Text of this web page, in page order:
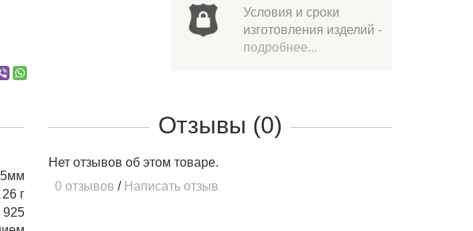
Условия и сроки
изготовления изделий -
подробнее...
г
925
Отзывы (0)
Нет отзывов об этом товаре.
0 отзывов / Написать отзыв